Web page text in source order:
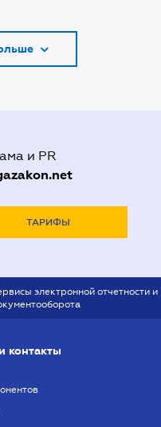
и PR
ТАРИФЫ
электронной отчетности и
контакты